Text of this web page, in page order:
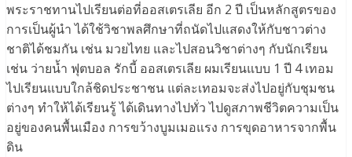
พระราชทานไปเรียนต่อที่ออสเตรเลีย อีก 2 ปี เป็นหลักสูตรของ
การเป็นผู้นำ ได้ใช้วิชาพลศึกษาที่ถนัดไปแสดงให้กับชาวต่าง
ชาติได้ชมกัน เช่น มวยไทย และไปสอนวิชาต่างๆ กับนักเรียน
เช่น ว่ายน้ำ ฟุตบอล รักบี้ ออสเตรเลีย ผมเรียนแบบ 1 ปี 4 เทอม
ไปเรียนแบบใกล้ชิดประชาชน แต่ละเทอมจะส่งไปอยู่กับชุมชน
ต่างๆ ทำให้ได้เรียนรู้ ได้เดินทางไปทั่ว ไปดูสภาพชีวิตความเป็น
อยู่ของคนพื้นเมือง การขว้างบูมเมอแรง การขุดอาหารจากพื้น
ดิน